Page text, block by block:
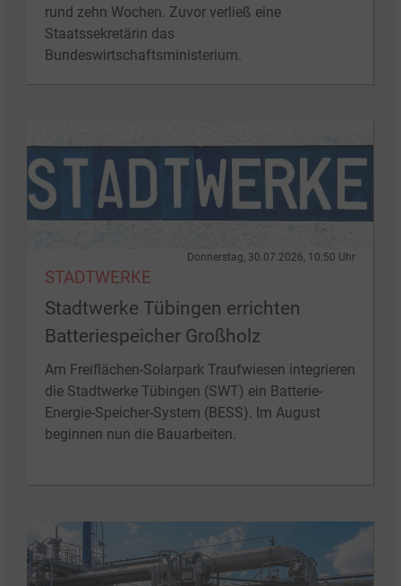
rund zehn Wochen. Zuvor verließ eine
Staatssekretärin das
Bundeswirtschaftsministerium.
Donnerstag, 30.07.2026, 10:50 Uhr
STADTWERKE
Stadtwerke Tübingen errichten
Batteriespeicher Großholz
Am Freiflächen-Solarpark Traufwiesen integrieren
die Stadtwerke Tübingen (SWT) ein Batterie-
Energie-Speicher-System (BESS). Im August
beginnen nun die Bauarbeiten.